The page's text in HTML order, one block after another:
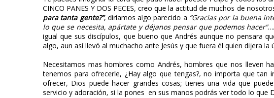
CINCO PANES Y DOS PECES, creo que la actitud de muchos de
para tanta gente?”, diríamos algo parecido a “Gracias por la buena
lo que se necesita, apártate y déjanos pensar que podemos hacer”
igual que sus discípulos, que bueno que Andrés aunque no pensara
algo, aun así llevó al muchacho ante Jesús y que fuera él quien dijera la
Necesitamos mas hombres como Andrés, hombres que nos lleven
tenemos para ofrecerle, ¿Hay algo que tengas?, no importa que tan
ofrecer, Dios puede hacer grandes cosas; tienes una vida que
servicio y adoración, si la pones en sus manos podrás ver todo lo que